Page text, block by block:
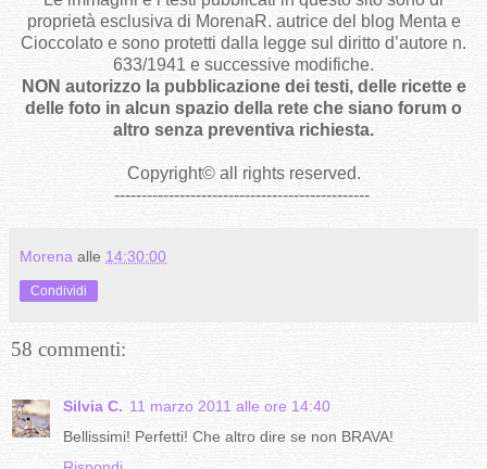
proprietà esclusiva di MorenaR. autrice del blog Menta e
Cioccolato e sono protetti dalla legge sul diritto d’autore n.
633/1941 e successive modifiche.
NON autorizzo la pubblicazione dei testi, delle ricette e
delle foto in alcun spazio della rete che siano forum o
altro senza preventiva richiesta.
Copyright© all rights reserved.
-----------------------------------------------
Morena alle 14:30:00
Condividi
58 commenti:
Silvia C. 11 marzo 2011 alle ore 14:40
Bellissimi! Perfetti! Che altro dire se non BRAVA!